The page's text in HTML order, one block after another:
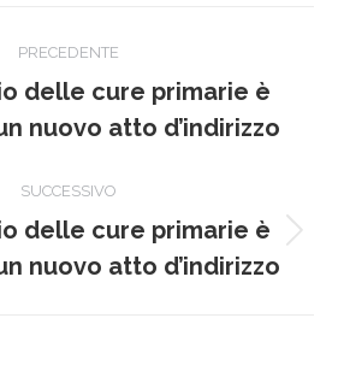
PRECEDENTE
Post
precedente:
delle cure primarie è
nuovo atto d’indirizzo
SUCCESSIVO
Prossimo
post:
delle cure primarie è
nuovo atto d’indirizzo